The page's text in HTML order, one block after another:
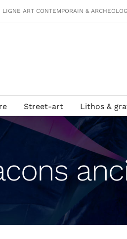
LIGNE ART CONTEMPORAIN &
Street-art Lithos &